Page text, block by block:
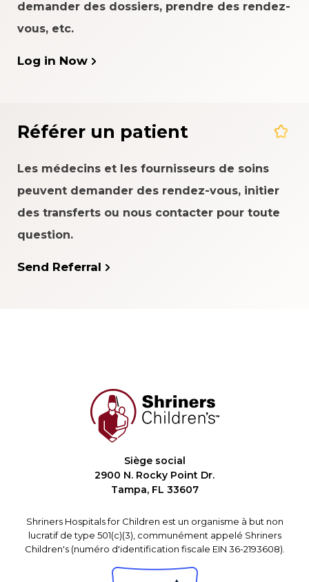
demander des dossiers, prendre des rendez-
vous, etc.
Log in Now
Référer un patient
Les médecins et les fournisseurs de soins
peuvent demander des rendez-vous, initier
des transferts ou nous contacter pour toute
question.
Send Referral
Siège social
2900 N. Rocky Point Dr.
Tampa, FL 33607
Shriners Hospitals for Children est un organisme à but non
lucratif de type 501(c)(3), communément appelé Shriners
Children's (numéro d'identification fiscale EIN 36-2193608).